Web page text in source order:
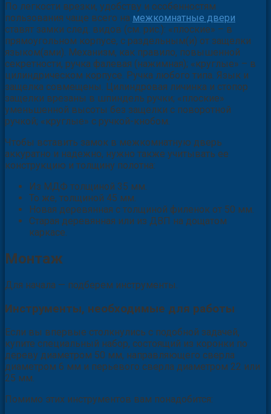
По легкости врезки, удобству и особенностям
пользования чаще всего на межкомнатные двери
ставят замки след. видов (см. рис.): «плоские» – в
прямоугольном корпусе, с раздельным(и) от защелки
языком(ами). Механизм, как правило, повышенной
секретности, ручка фалевая (нажимная); «круглые» – в
цилиндрическом корпусе. Ручка любого типа. Язык и
защелка совмещены. Цилиндровая личинка и стопор
защелки врезаны в шпиндель ручки; «плоские»
уменьшенной высоты без защелки с поворотной
ручкой; «круглые» с ручкой-кнобом.
Чтобы вставить замок в межкомнатную дверь
аккуратно и надежно, нужно также учитывать ее
конструкцию и толщину полотна:
Из МДФ толщиной 35 мм.
То же, толщиной 45 мм.
Новая деревянная с толщиной филенок от 50 мм.
Старая деревянная или из ДВП на дощатом
каркасе.
Монтаж
Для начала — подберем инструменты.
Инструменты, необходимые для работы
Если вы впервые столкнулись с подобной задачей,
купите специальный набор, состоящий из коронки по
дереву диаметром 50 мм, направляющего сверла
диаметром 6 мм и перьевого сверла диаметром 22 или
25 мм.
Помимо этих инструментов вам понадобится: